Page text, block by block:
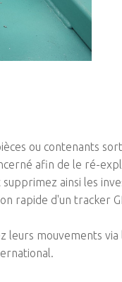
ou contenants
afin de le ré-
ainsi les
rapide d'un tracker
leurs mouvements